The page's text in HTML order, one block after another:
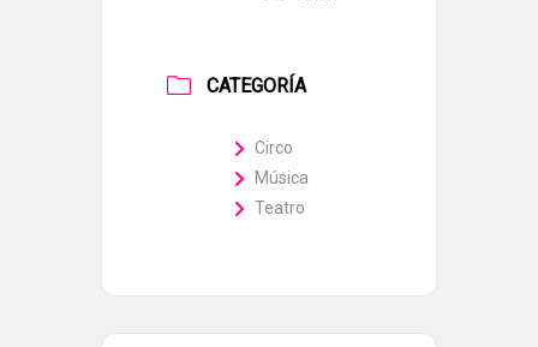
CATEGORÍA
Circo
Música
Teatro